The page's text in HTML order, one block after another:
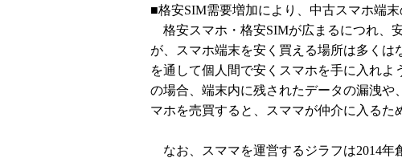
■格安SIM需要増加により、中古スマホ端末
格安スマホ・格安SIMが広まるにつれ、
が、スマホ端末を安く買える場所は多く
を通して個人間で安くスマホを手に入れ
の場合、端末内に残されたデータの漏洩
マホを売買すると、スママが仲介に入るた
なお、スママを運営するジラフは2014年